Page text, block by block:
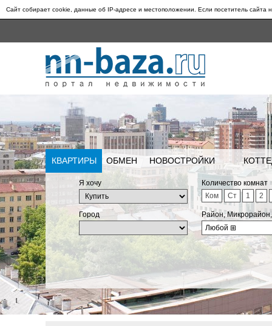
Сайт собирает cookie, данные об IP-адресе и местоположении. Если посетитель сайта
КВАРТИРЫ ОБМЕН НОВОСТРОЙКИ
Я хочу
Количество комнат
Ком
Ст 1 2
Город
Район,
Любой ⊞